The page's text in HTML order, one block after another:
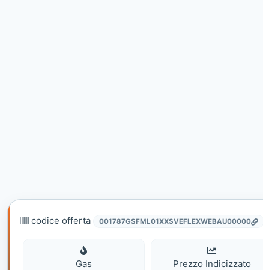
codice offerta 001787GSFML01XXSVEFLEXWEBAU00000
Gas
Gas
Prezzo Indicizzato